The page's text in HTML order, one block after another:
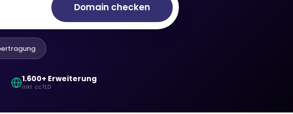
Domain checken
1.600+ Erweiterung
inkl. ccTLD